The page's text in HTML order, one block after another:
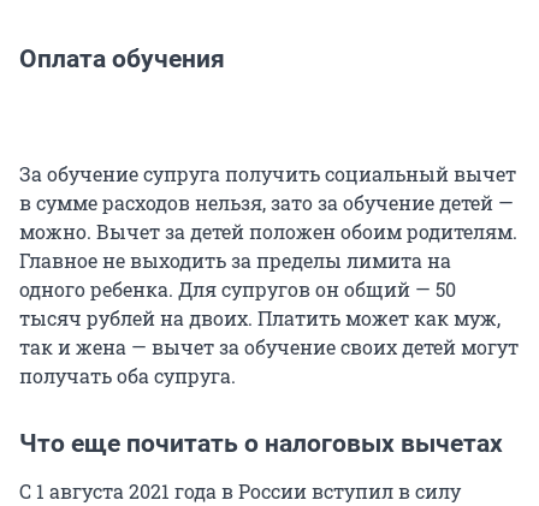
Оплата обучения
За обучение супруга получить социальный вычет
в сумме расходов нельзя, зато за обучение детей —
можно. Вычет за детей положен обоим родителям.
Главное не выходить за пределы лимита на
одного ребенка. Для супругов он общий — 50
тысяч рублей на двоих. Платить может как муж,
так и жена — вычет за обучение своих детей могут
получать оба супруга.
Что еще почитать о налоговых вычетах
С 1 августа 2021 года в России вступил в силу